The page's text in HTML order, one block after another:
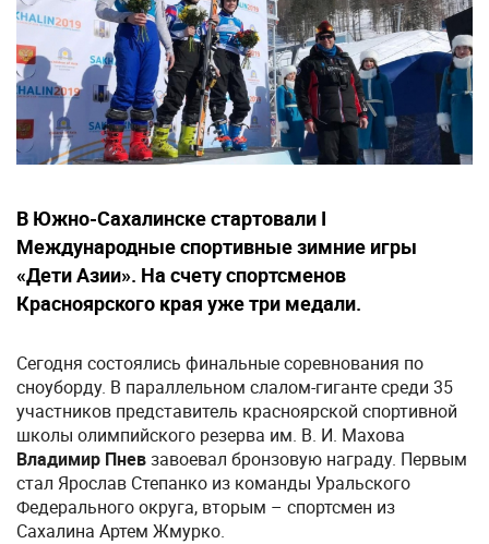
В Южно-Сахалинске стартовали I
Международные спортивные зимние игры
«Дети Азии». На счету спортсменов
Красноярского края уже три медали.
Сегодня состоялись финальные соревнования по
сноуборду. В параллельном слалом-гиганте среди 35
участников представитель красноярской спортивной
школы олимпийского резерва им. В. И. Махова
Владимир Пневзавоевал бронзовую награду. Первым
стал Ярослав Степанко из команды Уральского
Федерального округа, вторым – спортсмен из
Сахалина Артем Жмурко.